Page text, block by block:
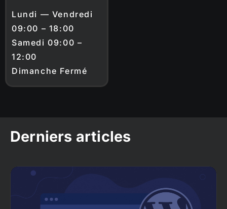
Lundi — Vendredi
09:00 – 18:00
Samedi 09:00 –
12:00
Dimanche Fermé
Derniers articles